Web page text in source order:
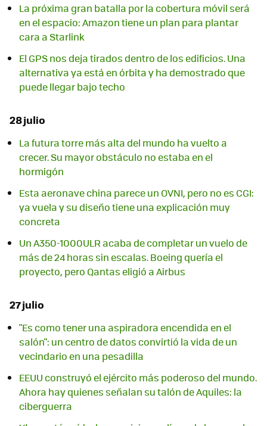
La próxima gran batalla por la cobertura móvil será
en el espacio: Amazon tiene un plan para plantar
cara a Starlink
El GPS nos deja tirados dentro de los edificios. Una
alternativa ya está en órbita y ha demostrado que
puede llegar bajo techo
28 julio
La futura torre más alta del mundo ha vuelto a
crecer. Su mayor obstáculo no estaba en el
hormigón
Esta aeronave china parece un OVNI, pero no es CGI:
ya vuela y su diseño tiene una explicación muy
concreta
Un A350-1000ULR acaba de completar un vuelo de
más de 24 horas sin escalas. Boeing quería el
proyecto, pero Qantas eligió a Airbus
27 julio
"Es como tener una aspiradora encendida en el
salón": un centro de datos convirtió la vida de un
vecindario en una pesadilla
EEUU construyó el ejército más poderoso del mundo.
Ahora hay quienes señalan su talón de Aquiles: la
ciberguerra